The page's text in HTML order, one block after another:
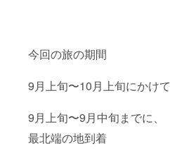
今回の旅の期間
9月上旬〜10月上旬にかけて
9月上旬〜9月中旬までに、
最北端の地到着